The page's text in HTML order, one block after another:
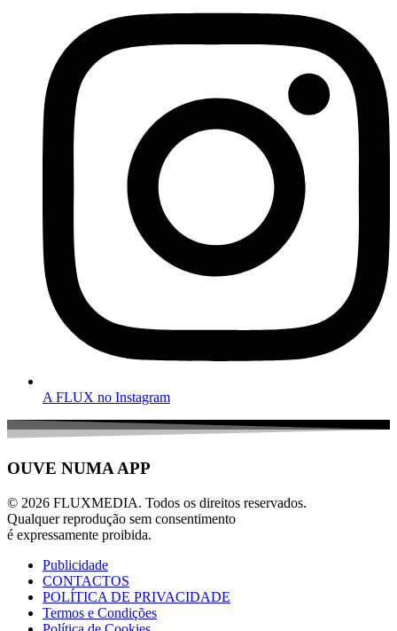
A FLUX no Instagram
OUVE NUMA APP
© 2026 FLUXMEDIA. Todos os direitos reservados.
Qualquer reprodução sem consentimento
é expressamente proibida.
Publicidade
CONTACTOS
POLÍTICA DE PRIVACIDADE
Termos e Condições